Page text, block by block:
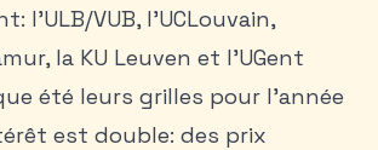
l’ULB/VUB, l’UCLouvain,
la KU Leuven et l’UGent
été leurs grilles pour l’année
est double: des prix